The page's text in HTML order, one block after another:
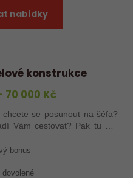
nabídky
konstrukce
70 000 Kč
se posunout na šéfa?
Vám cestovat? Pak tu pro
bonus
dovolené